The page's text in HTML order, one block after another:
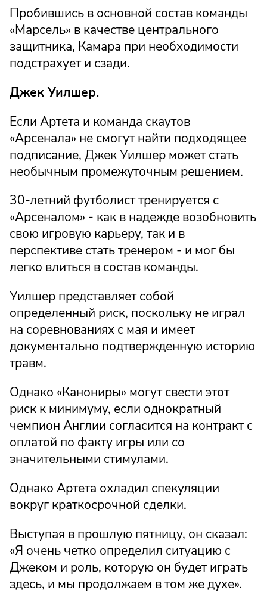
Пробившись в основной состав команды
«Марсель» в качестве центрального
защитника, Камара при необходимости
подстрахует и сзади.
Джек Уилшер.
Если Артета и команда скаутов
«Арсенала» не смогут найти подходящее
подписание, Джек Уилшер может стать
необычным промежуточным решением.
30-летний футболист тренируется с
«Арсеналом» - как в надежде возобновить
свою игровую карьеру, так и в
перспективе стать тренером - и мог бы
легко влиться в состав команды.
Уилшер представляет собой
определенный риск, поскольку не играл
на соревнованиях с мая и имеет
документально подтвержденную историю
травм.
Однако «Канониры» могут свести этот
риск к минимуму, если однократный
чемпион Англии согласится на контракт с
оплатой по факту игры или со
значительными стимулами.
Однако Артета охладил спекуляции
вокруг краткосрочной сделки.
Выступая в прошлую пятницу, он сказал:
«Я очень четко определил ситуацию с
Джеком и роль, которую он будет играть
здесь, и мы продолжаем в том же духе».